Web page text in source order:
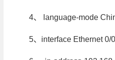
4、 language-mode
5、interface Ethernet 0/